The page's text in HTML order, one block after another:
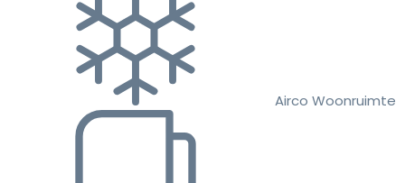
Airco Woonruimte